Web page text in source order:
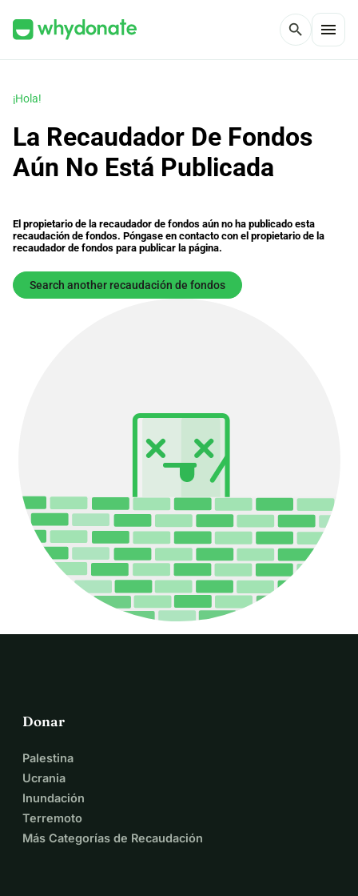
search menu
¡Hola!
La Recaudador De Fondos
Aún No Está Publicada
El propietario de la recaudador de fondos aún no ha publicado esta
recaudación de fondos. Póngase en contacto con el propietario de la
recaudador de fondos para publicar la página.
Search another recaudación de fondos
Donar
Palestina
Ucrania
Inundación
Terremoto
Más Categorías de Recaudación